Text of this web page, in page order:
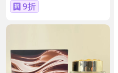
9折